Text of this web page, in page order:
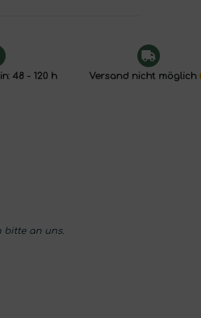
48 - 120 h Versand nicht möglich
bitte an uns.